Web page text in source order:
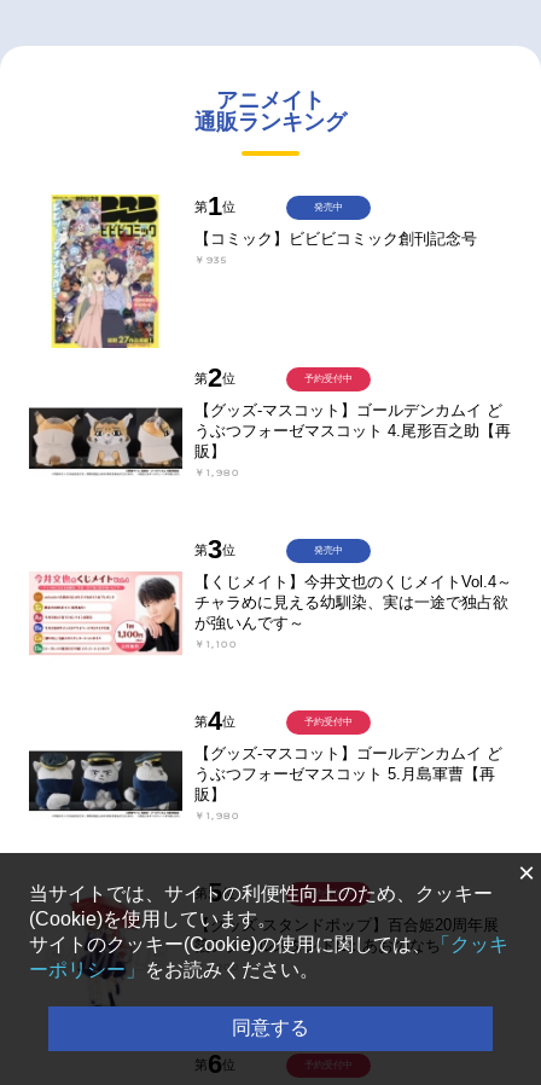
アニメイト
通販ランキング
第1位
【コミック】ビビビコミック創刊記念号
￥935
発売中
第2位
【グッズ-マスコット】ゴールデンカムイ ど
うぶつフォーゼマスコット 4.尾形百之助【再
販】
￥1,980
予約受付中
第3位
【くじメイト】今井文也のくじメイトVol.4～
チャラめに見える幼馴染、実は一途で独占欲
が強いんです～
￥1,100
発売中
第4位
【グッズ-マスコット】ゴールデンカムイ ど
うぶつフォーゼマスコット 5.月島軍曹【再
販】
￥1,980
予約受付中
第5位
【グッズ-スタンドポップ】百合姫20周年展
箔アクリルスタンドE：あおのなち
￥2,200
予約受付中
第6位 予約受付中
×
当サイトでは、サイトの利便性向上のため、クッキー
(Cookie)を使用しています。
サイトのクッキー(Cookie)の使用に関しては、「クッキ
ーポリシー」
をお読みください。
同意する